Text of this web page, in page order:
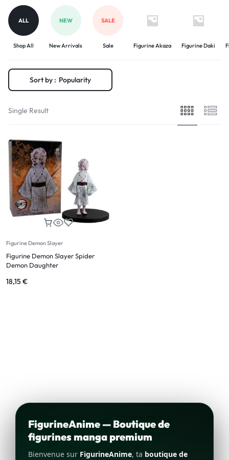
ALL
Shop All
NEW
New Arrivals
SALE
Sale Figurine Akaza Figurine Daki
Sort by : Popularity
Single Result
Figurine Demon Slayer
Figurine Demon Slayer Spider
Demon Daughter
18,15 €
FigurineAnime — Boutique de
figurines manga premium
Bienvenue sur FigurineAnime, ta boutique de